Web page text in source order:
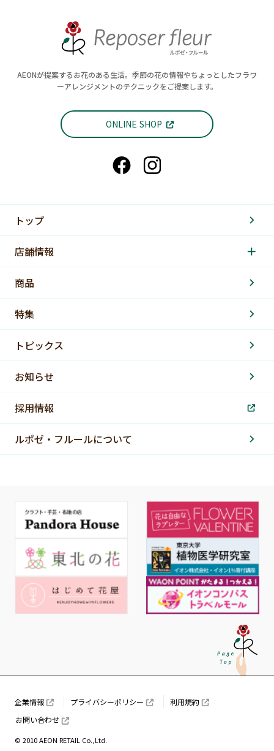
AEONが提案するお花のある生活。季節の花の情報やちょっとしたフラワ
ーアレンジメントのテクニックをご提案します。
ONLINE SHOP
トップ
店舗情報
商品
特集
トピックス
お知らせ
採用情報
ルポゼ・フルールについて
企業情報 プライバシーポリシー
利用規約
お問い合わせ
© 2010 AEON RETAIL Co.,Ltd.